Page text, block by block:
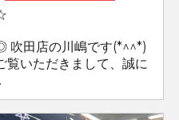
吹田店の川嶋です(*^^*)
覧いただきまして、誠に